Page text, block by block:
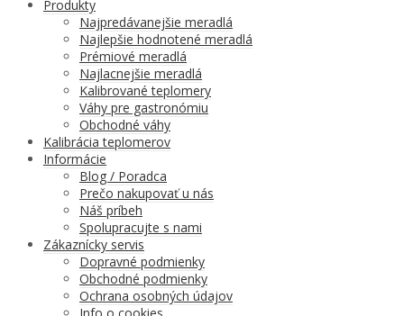
Produkty
Najpredávanejšie meradlá
Najlepšie hodnotené meradlá
Prémiové meradlá
Najlacnejšie meradlá
Kalibrované teplomery
Váhy pre gastronómiu
Obchodné váhy
Kalibrácia teplomerov
Informácie
Blog / Poradca
Prečo nakupovať u nás
Náš príbeh
Spolupracujte s nami
Zákaznícky servis
Dopravné podmienky
Obchodné podmienky
Ochrana osobných údajov